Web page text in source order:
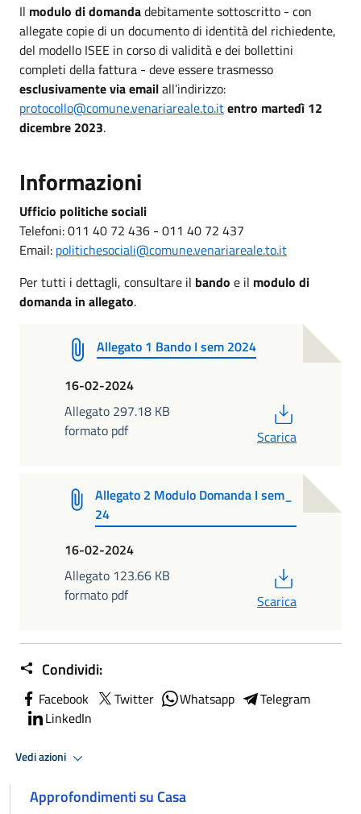
Il modulo di domandadebitamente sottoscritto - con
allegate copie di un documento di identità del richiedente,
del modello ISEE in corso di validità e dei bollettini
completi della fattura - deve essere trasmesso
esclusivamente via emailall’indirizzo:
protocollo@comune.venariareale.to.itentro martedì 12
dicembre 2023.
Informazioni
Ufficio politiche sociali
Telefoni: 011 40 72 436 - 011 40 72 437
Email: politichesociali@comune.venariareale.to.it
Per tutti i dettagli, consultare il bando e il modulo di
domanda in allegato.
Allegato 1 Bando I sem 2024
16-02-2024
Allegato 297.18 KB
formato pdf
Scarica
Allegato 2 Modulo Domanda I sem_
24
16-02-2024
Allegato 123.66 KB
formato pdf
Scarica
Condividi:
Facebook Twitter Whatsapp
Telegram
LinkedIn
Vedi azioni
Approfondimenti su Casa